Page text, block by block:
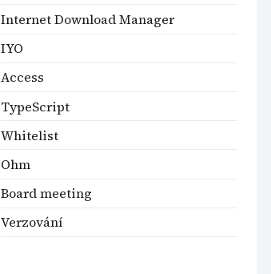
Internet Download Manager
IYO
Access
TypeScript
Whitelist
Ohm
Board meeting
Verzování